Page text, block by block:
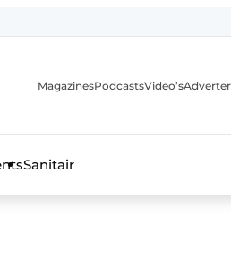
, en badkamerbranche
MagazinesPodcastsVideo’s
Sanitair